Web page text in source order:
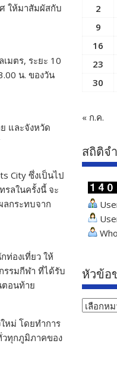
ให้มาสัมผัสกับ
มตร, ระยะ 10
น. ของวัน
และจังหวัด
City ซึ่งเป็นไป
รลในครั้งนี้ จะ
ลกระทบจาก
ท่องเที่ยว ให้
รรมกีฬา ที่ได้รับ
ตอนท้าย
หม่ โดยทำการ
วทุกภูมิภาคของ
2
9
16
23
30
« ก.ค.
สถิติจ
หัวข้อ
หัวข้อ